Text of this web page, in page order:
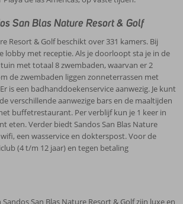
San Blas Nature Resort & Golf
Resort & Golf beschikt over 331 kamers. Bij
lobby met receptie. Als je doorloopt sta je in de
met totaal 8 zwembaden, waarvan er 2
de zwembaden liggen zonneterrassen met
is een badhanddoekenservice aanwezig. Je kunt
verschillende aanwezige bars en de maaltijden
buffetrestaurant. Per verblijf kun je 1 keer in
eten. Verder biedt Sandos San Blas Nature
een wasservice en dokterspost. Voor de
(4 t/m 12 jaar) en tegen betaling
San Blas Nature Resort & Golf zijn luxe en